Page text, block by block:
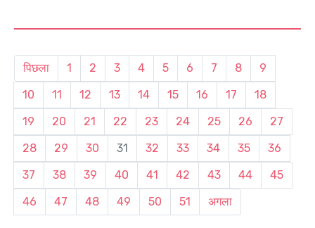
पिछला 1 2 3 4 5 6 7 8
9
10
11 12 13 14 15 16 17
18
19
20 21 22 23 24 25 26
27
28
29 30 31 32 33 34 35
36
37
38 39 40 41 42 43 44
45
46
47 48 49 50 51 अगला